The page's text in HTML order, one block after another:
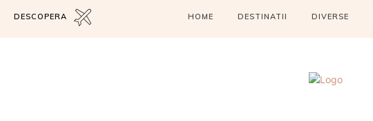
DESCOPERA HOME DESTINATII DIVERSE